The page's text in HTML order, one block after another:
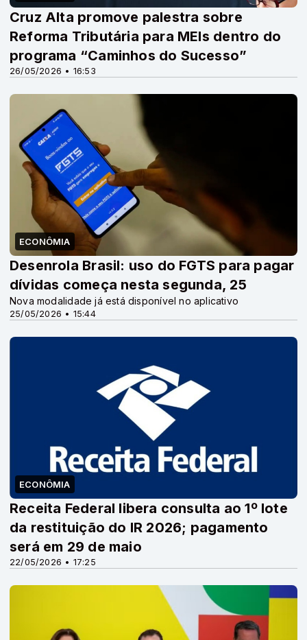
26/05/2026 • 16:53
Cruz Alta promove palestra sobre
Reforma Tributária para MEIs dentro do
programa “Caminhos do Sucesso”
ECONÔMIA
25/05/2026 • 15:44
Desenrola Brasil: uso do FGTS para pagar
dívidas começa nesta segunda, 25
Nova modalidade já está disponível no aplicativo
ECONÔMIA
22/05/2026 • 17:25
Receita Federal libera consulta ao 1º lote
da restituição do IR 2026; pagamento
será em 29 de maio